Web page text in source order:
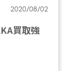
2020/08/02
買取強